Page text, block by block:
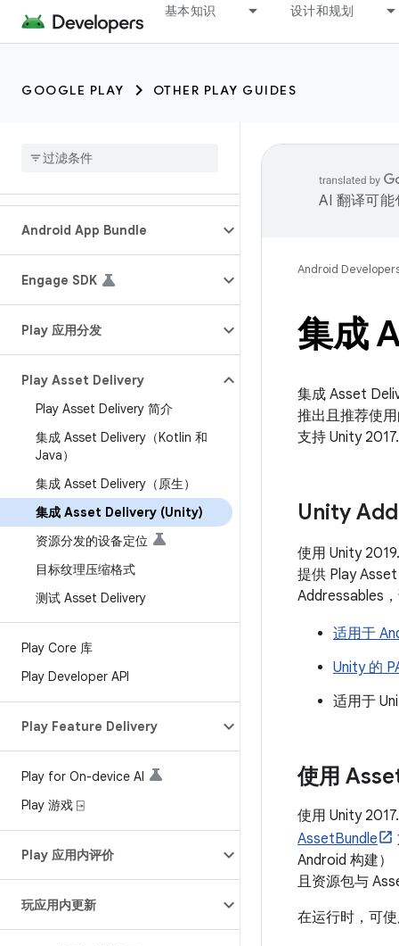
基本知识 设计和规划
GOOGLE PLAY OTHER PLAY GUIDES
Android App Bundle
Engage SDK
Play 应用分发
Play Asset Delivery
Play Asset Delivery 简介
集成 Asset Delivery（Kotlin 和
Java）
集成 Asset Delivery（原生）
集成 Asset Delivery (Unity)
资源分发的设备定位
目标纹理压缩格式
测试 Asset Delivery
Play Core 库
Play Developer API
Play Feature Delivery
Play for On-device AI
Play 游戏 ⍈
Play 应用内评价
玩应用内更新
AI 翻译可能
Android
集成
集成 Asset
推出且推荐使
支持 Unity
Unity
使用 Unity
提供 Play
Addressables
适用于
Unity 的
适用于
使用
使用 Unity
AssetBundle
Android 构建）
且资源包与
在运行时，可